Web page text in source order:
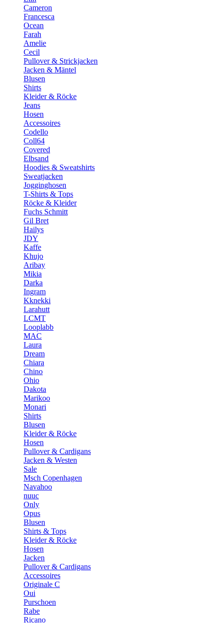
Cameron
Francesca
Ocean
Farah
Amelie
Cecil
Pullover & Strickjacken
Jacken & Mäntel
Blusen
Shirts
Kleider & Röcke
Jeans
Hosen
Accessoires
Codello
Coll64
Covered
Elbsand
Hoodies & Sweatshirts
Sweatjacken
Jogginghosen
T-Shirts & Tops
Röcke & Kleider
Fuchs Schmitt
Gil Bret
Hailys
JDY
Kaffe
Khujo
Aribay
Mikia
Darka
Ingram
Kknekki
Larahutt
LCMT
Looplabb
MAC
Laura
Dream
Chiara
Chino
Ohio
Dakota
Marikoo
Monari
Shirts
Blusen
Kleider & Röcke
Hosen
Pullover & Cardigans
Jacken & Westen
Sale
Msch Copenhagen
Navahoo
nuuc
Only
Opus
Blusen
Shirts & Tops
Kleider & Röcke
Hosen
Jacken
Pullover & Cardigans
Accessoires
Originale C
Oui
Purschoen
Rabe
Ricano